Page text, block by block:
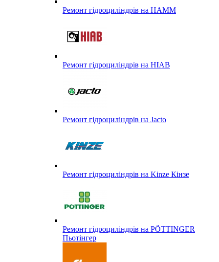
Ремонт гідроциліндрів на HAMM
Ремонт гідроциліндрів на HIAB
Ремонт гідроциліндрів на Jacto
Ремонт гідроциліндрів на Kinze Кінзе
Ремонт гідроциліндрів на PÖTTINGER
Пьотінгер